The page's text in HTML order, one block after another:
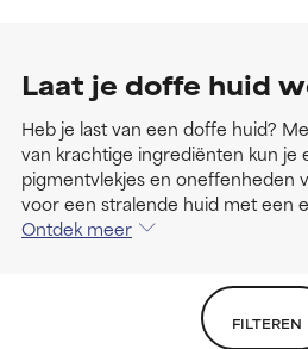
Laat je doffe huid
Heb je last van een doffe huid?
van krachtige ingrediënten kun je
pigmentvlekjes en oneffenheden
voor een stralende huid met een
Ontdek meer
FILTEREN